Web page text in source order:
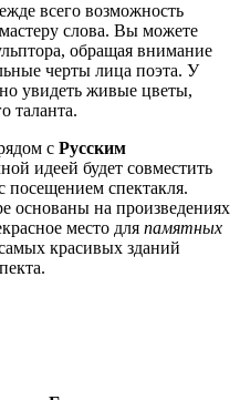
всего возможность
слова. Вы можете
обращая внимание
черты лица поэта. У
увидеть живые цветы,
таланта.
с Русским
идеей будет совместить
посещением спектакля.
основаны на произведениях
место для памятных
красивых зданий